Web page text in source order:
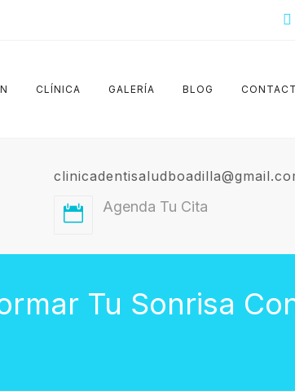
CLÍNICA GALERÍA BLOG
Agenda Tu Cita
Tu Sonrisa